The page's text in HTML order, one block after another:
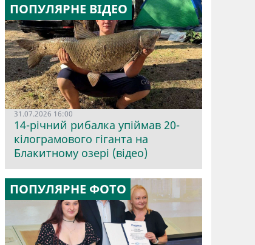
ПОПУЛЯРНЕ ВІДЕО
31.07.2026 16:00
14-річний рибалка упіймав 20-
кілограмового гіганта на
Блакитному озері (відео)
ПОПУЛЯРНЕ ФОТО